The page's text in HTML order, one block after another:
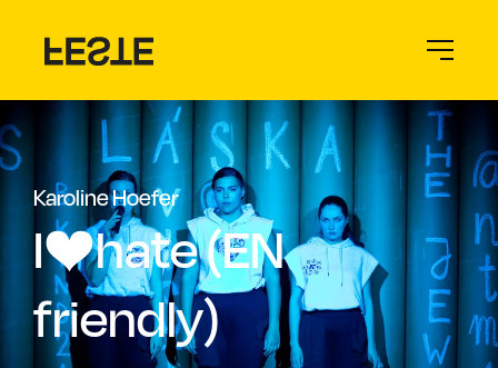
Karoline Hoefer
I❤️hate (EN
friendly)